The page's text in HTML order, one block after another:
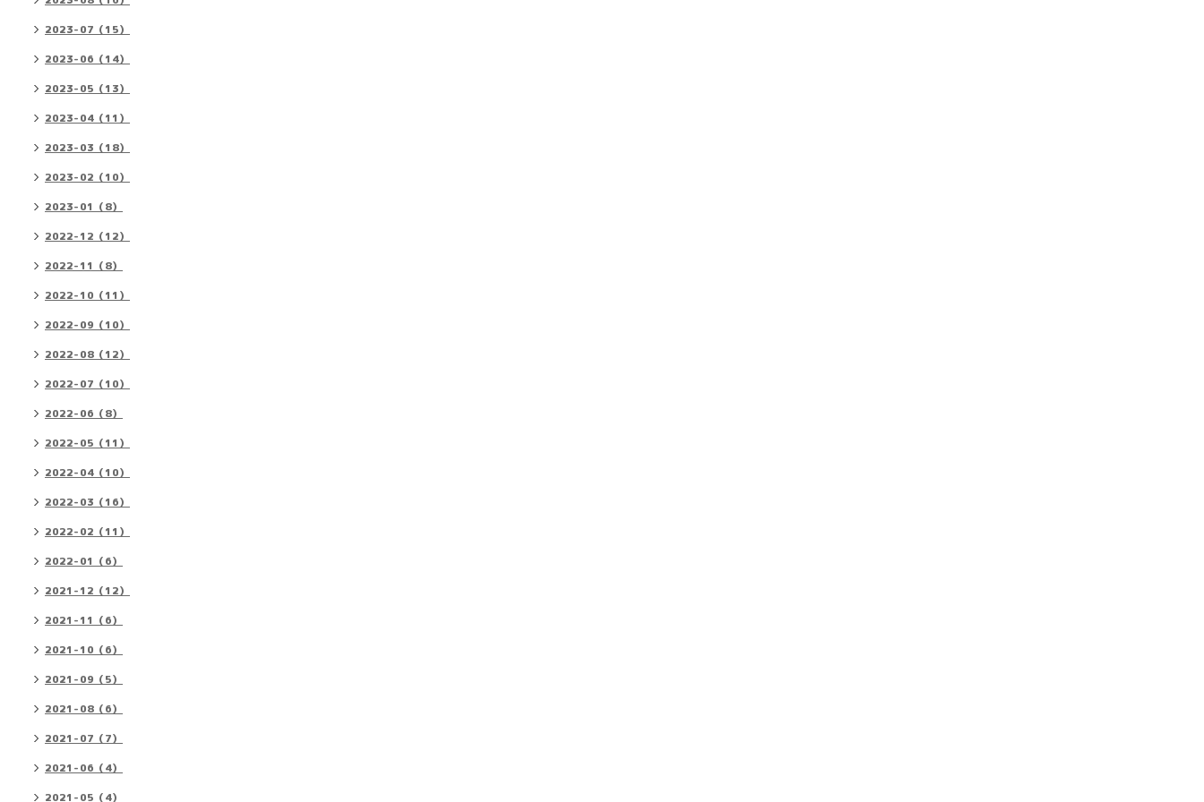
2023-07（15）
2023-06（14）
2023-05（13）
2023-04（11）
2023-03（18）
2023-02（10）
2023-01（8）
2022-12（12）
2022-11（8）
2022-10（11）
2022-09（10）
2022-08（12）
2022-07（10）
2022-06（8）
2022-05（11）
2022-04（10）
2022-03（16）
2022-02（11）
2022-01（6）
2021-12（12）
2021-11（6）
2021-10（6）
2021-09（5）
2021-08（6）
2021-07（7）
2021-06（4）
2021-05（4）